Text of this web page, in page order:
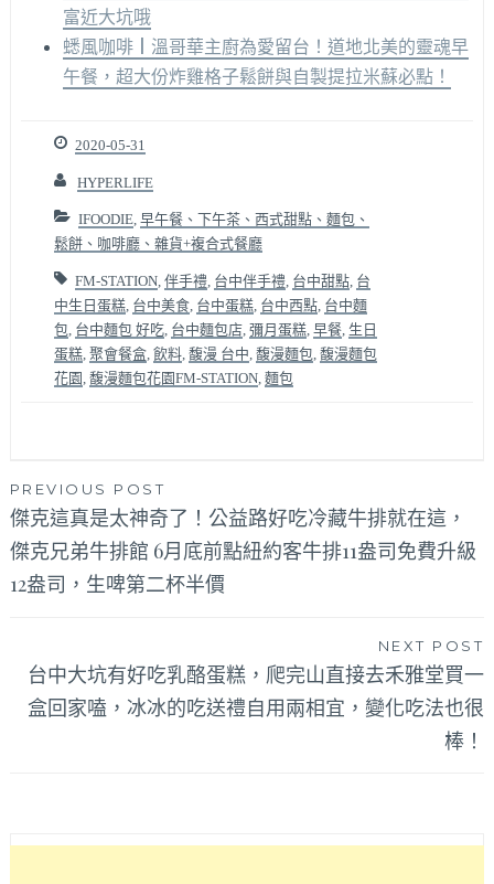
富近大坑哦
蟋風咖啡 | 溫哥華主廚為愛留台！道地北美的靈魂早
午餐，超大份炸雞格子鬆餅與自製提拉米蘇必點！
2020-05-31
HYPERLIFE
IFOODIE, 早午餐、下午茶、西式甜點、麵包、
鬆餅、咖啡廳、雜貨+複合式餐廳
FM-STATION, 伴手禮, 台中伴手禮, 台中甜點, 台
中生日蛋糕, 台中美食, 台中蛋糕, 台中西點, 台中麵
包
台中麵包 好吃, 台中麵包店, 彌月蛋糕, 早餐, 生日
蛋糕, 聚會餐盒, 飲料, 馥漫 台中 馥漫麵包 馥漫麵包
花園
馥漫麵包花園FM-STATION, 麵包
文
章
導
PREVIOUS POST
傑克這真是太神奇了！公益路好吃冷藏牛排就在這，
傑克兄弟牛排館 6月底前點紐約客牛排11盎司免費升級
12盎司，生啤第二杯半價
NEXT POST
台中大坑有好吃乳酪蛋糕，爬完山直接去禾雅堂買一
盒回家嗑，冰冰的吃送禮自用兩相宜，變化吃法也很
棒！